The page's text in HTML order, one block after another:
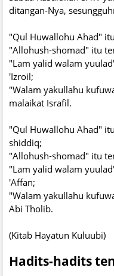
ditangan-Nya,
"Qul Huwallohu Ahad"
"Allohush-shomad" itu
"Lam yalid walam
'Izroil;
"Walam yakullahu
malaikat Israfil.
"Qul Huwallohu Ahad"
shiddiq;
"Allohush-shomad" itu
"Lam yalid walam
'Affan;
"Walam yakullahu
Abi Tholib.
(Kitab Hayatun Kuluubi)
Hadits-hadits